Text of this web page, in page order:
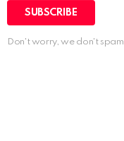
Don't worry, we don't spam